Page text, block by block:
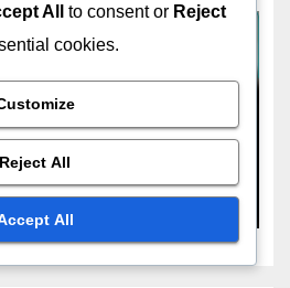
CONVERSIÓN DE BULGARIA
Basadas en
las Métricas de
Comercio
Bulgaria
JENSEN
All to consent or Reject
cookies.
Reject All
All